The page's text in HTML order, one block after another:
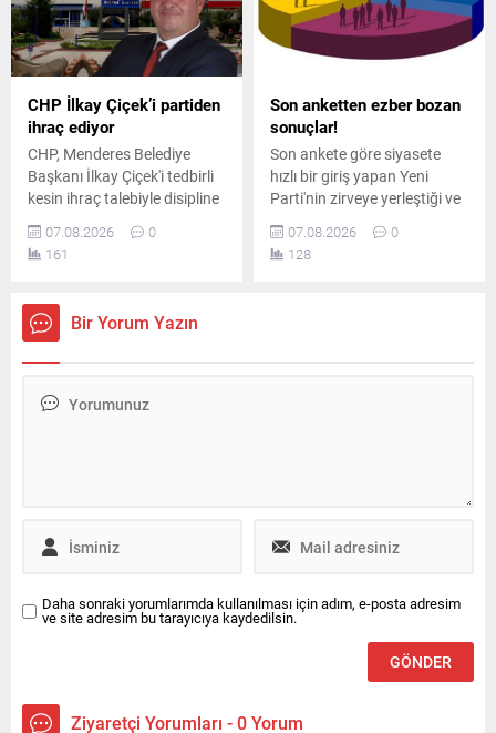
CHP İlkay Çiçek’i partiden
ihraç ediyor
CHP, Menderes Belediye
Başkanı İlkay Çiçek'i tedbirli
kesin ihraç talebiyle disipline
sevk etti. Kararın, parti
ilkeleri ve örgüt disiplini
kapsamında yapılan
alındığı açıklandı.
07.08.2026
0
161
Son anketten ezber bozan
sonuçlar!
Son ankete göre siyasete
hızlı bir giriş yapan Yeni
Parti'nin zirveye yerleştiği ve
AK Parti'nin ikinci sırada yer
aldığı ankette, CHP ve
MHP'nin yaşadığı tarihi oy
07.08.2026
0
128
Bir Yorum Yazın
Daha sonraki yorumlarımda kullanılması için adım, e-posta adresim
ve site adresim bu tarayıcıya kaydedilsin.
Ziyaretçi Yorumları - 0 Yorum